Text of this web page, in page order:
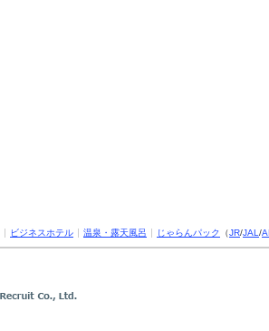
ビジネスホテル 温泉・露天風呂 じゃらんパック （JR/JAL /